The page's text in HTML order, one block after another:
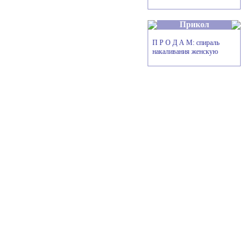
Прикол
П Р О Д А М: спираль
накаливания женскую